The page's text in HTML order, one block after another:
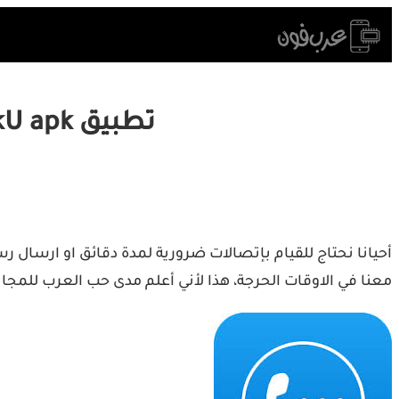
Skip
to
تطبيق talkU apk للاتصال وإرسال الرسائل النصية SMS مجانا
معنا في الاوقات الحرجة، هذا لأني أعلم مدى حب العرب